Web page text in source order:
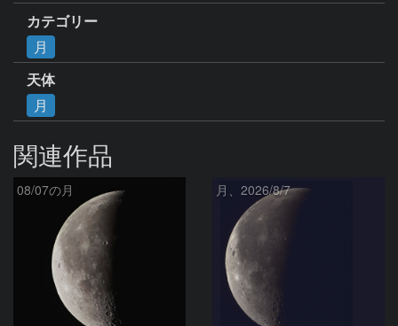
カテゴリー
月
天体
月
関連作品
08/07の月 月、2026/8/7